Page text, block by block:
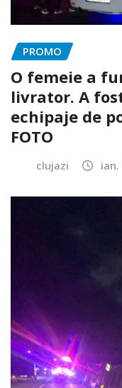
PROMO
O femeie a
livrator. A
echipaje de
FOTO
clujazi ian.